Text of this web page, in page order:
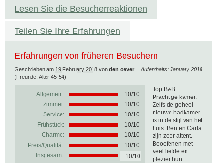
Lesen Sie die Besucherreaktionen
Teilen Sie Ihre Erfahrungen
Erfahrungen von früheren Besuchern
Aufenthalts: January 2018
Geschrieben am 19 February 2018 von den oever
(Freunde, Alter 45-54)
Allgemein: 10/10
Zimmer:
10/10
Service:
10/10
Frühstück:
10/10
Charme:
10/10
Preis/Qualität:
10/10
Insgesamt:
10/10
Top B&B.
Prachtige kamer.
Zelfs de geheel
nieuwe badkamer
is in de stijl van het
huis. Ben en Carla
zijn zeer attent.
Beoefenen met
veel liefde en
plezier hun